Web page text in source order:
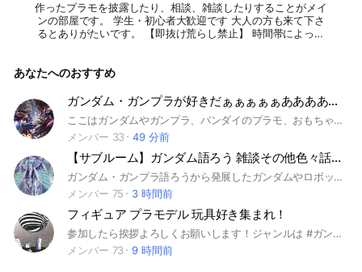
作ったプラモを披露したり、相談、雑談したりすることがメイ
ンの部屋です。 学生・初心者大歓迎です 大人の方も来て下さ
るとありがたいです。 【即抜け荒らし禁止】 時間帯によって
す。 ルーム内でプラモデル以外の写真や画像を載せるのはお
いただきます。 他人のことを批判したり他のアプリ等でのイ
ザコザを持ち込むような人(ネットリテラシーのない方)はバン
します、俺のルームだ、俺に文句があるなら直接言ってこいS
NSでゴチャゴチャ言う雑魚なら入ってくんな #プラモデル #プ
ラモ #ガンプラ #ガンダム #エヴァ #境界戦機 #ダンボール戦
機
あなたへのおすすめ
ガンダム・ガンプラが好きだぁぁぁぁぁあああああ！！！！！
ここはガンダムやガンプラ、バンダイのプラモ、おもちゃなどを語り合ったりブンドドしたりするオプだよ 荒らし❌ ルールは守ってね どうもー管理人のユニです〜〜(￣∇￣) まぁルール守ってくれたら良いです みんなで気軽にガンダムを楽しもう！ 何度も言うけど荒らし厳禁ᕦ(ò_óˇ)ᕤ さぁ今から君も入ろう！٩( ᐛ )و #ガンダム好きと繋がりたい #ジェガン教
メンバー 33
49 分前
【サブルーム】ガンダム語ろう 雑談その他色々話そう小部屋
ガンダム・ガンプラ語ろうから発展したガンダムやロボット以外のアニメ漫画や雑談語りたい方は語ろう！というお部屋です。 サブルーム扱いです。 本部屋の案内は大事なノートからどうぞ。
メンバー 75
3 時間前
フィギュア プラモデル 玩具好き集まれ！
参加したら挨拶よろしくお願いします！ジャンルは #ガンプラ #美少女フィギュア #仮面ライダー などなんでもOKです！！自慢のプラモデル フィギュア 玩具などノートに貼ってくれると嬉しいです！！ ※荒らし禁止※
メンバー 73
9 時間前